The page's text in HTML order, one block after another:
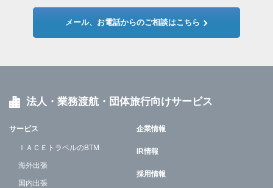
メール、お電話からのご相談はこちら
法人・業務渡航・団体旅行向けサービス
サービス
ＩＡＣＥトラベルのBTM
海外出張
国内出張
企業情報
IR情報
採用情報